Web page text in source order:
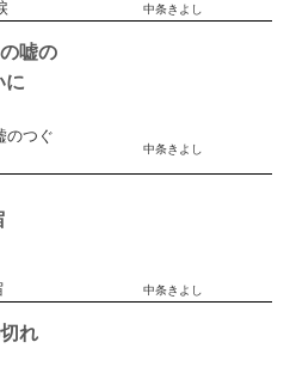
中条きよし
嘘の
に
のつぐ
中条きよし
中条きよし
れ